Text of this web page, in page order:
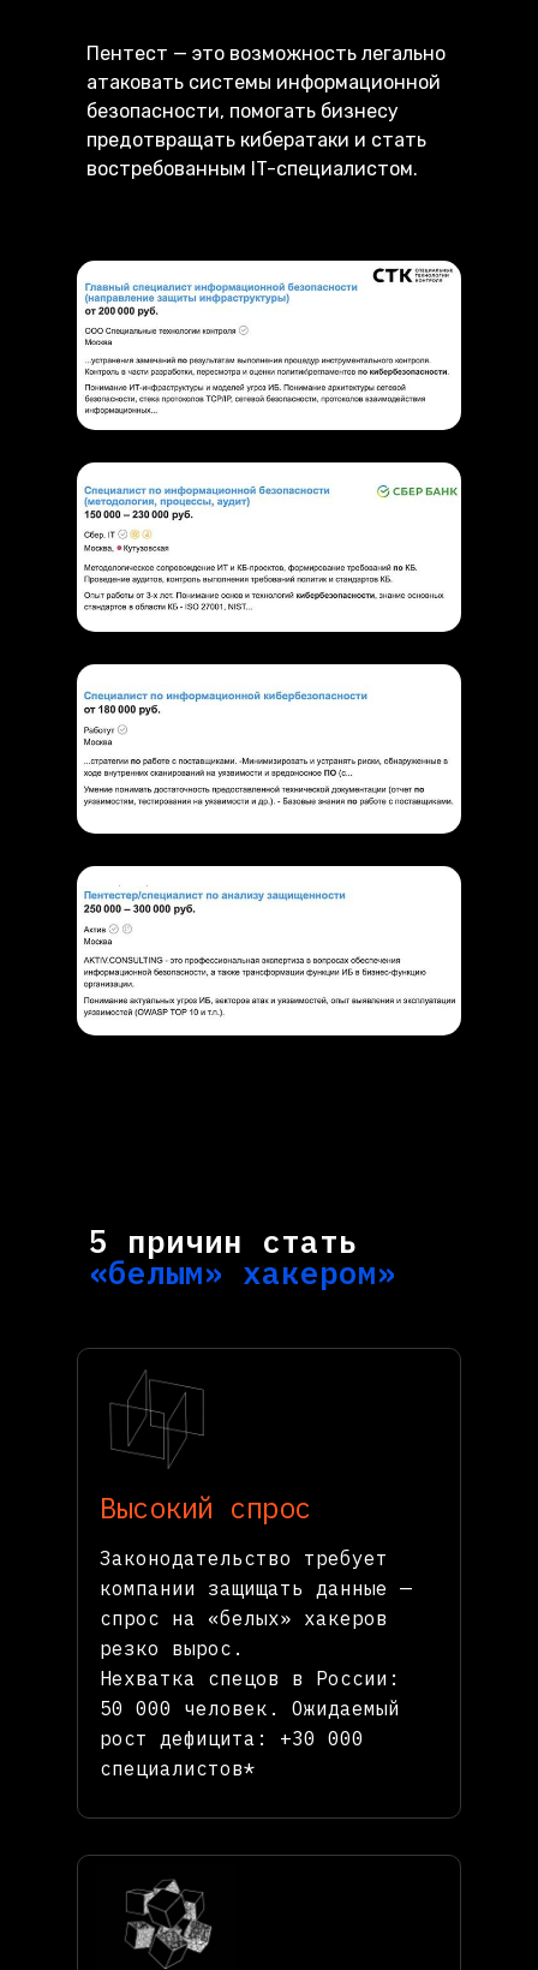
Пентест — это возможность легально
атаковать системы информационной
безопасности, помогать бизнесу
предотвращать кибератаки и стать
востребованным IT-специалистом.
5 причин стать
«белым» хакером»
Высокий спрос
Законодательство требует
компании защищать данные —
спрос на «белых» хакеров
резко вырос.
Нехватка спецов в России:
50 000 человек. Ожидаемый
рост дефицита: +30 000
специалистов*